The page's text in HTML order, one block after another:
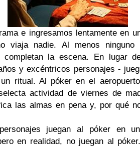
e ingresamos lentamente en
viaja nadie. Al menos ninguno
completan la escena. En lugar
y excéntricos personajes -
ritual. Al póker en el
actividad de viernes de
las almas en pena y, por qué
juegan al póker en
en realidad, no juegan al